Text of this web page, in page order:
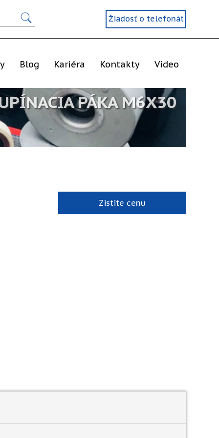
Žiadosť o telefonát
Blog Kariéra Kontakty Video
PÁKA M6X30
Zistite cenu